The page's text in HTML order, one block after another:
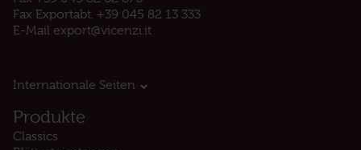
Fax Exportabt. +39 045 82 13 333
E-Mail export@vicenzi.it
Internationale Seiten
Produkte
Classics